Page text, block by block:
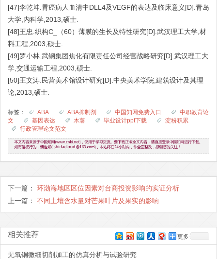
[47]李乾坤.胃癌病人血清中DLL4及VEGF的表达及临床意义[D].青岛
大学,内科学,2013,硕士.
[48]王忠.织构C_（60）薄膜的生长及特性研究[D].武汉理工大学,材
料工程,2003,硕士.
[49]罗小林.武钢集团焦化有限责任公司经营战略研究[D].武汉理工大
学,交通运输工程,2003,硕士.
[50]王文涛.民营美术馆设计研究[D].中央美术学院,建筑设计及其理
论,2013,硕士.
标签： ABA ABA抑制剂 中国知网免费入口
中职教育论
文
基因表达 木薯 毕业设计ppt下载
淀粉积累
行政管理论文范文
下一篇： 环渤海地区区位因素对台商投资影响的实证分析
上一篇： 不同土壤含水量对芒果叶片及果实的影响
相关推荐 更多
无氧铜微细切削加工的仿真分析与试验研究